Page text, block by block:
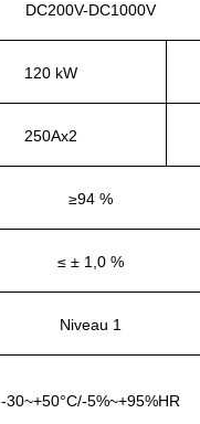
DC200V-DC1000V
120 kW
250Ax2
≥94 %
≤ ± 1,0 %
Niveau 1
-30~+50°C/-5%~+95%HR